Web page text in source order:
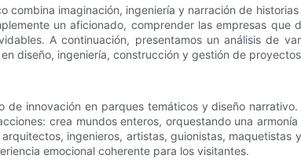
combina imaginación, ingeniería y narración de
un aficionado, comprender las empresas
A continuación, presentamos un análisis de
diseño, ingeniería, construcción y gestión de
de innovación en parques temáticos y diseño
crea mundos enteros, orquestando una
ingenieros, artistas, guionistas,
emocional coherente para los visitantes.